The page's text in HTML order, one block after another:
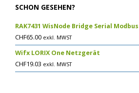
SCHON GESEHEN?
RAK7431 WisNode Bridge Serial Modbus
CHF65.00 exkl. MWST
Wifx LORIX One Netzgerät
CHF19.03 exkl. MWST